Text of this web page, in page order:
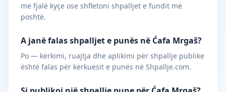
me fjalë kyçe ose shfletoni shpalljet e fundit më
poshtë.
A janë falas shpalljet e punës në Ćafa Mrgaš?
Po — kërkimi, ruajtja dhe aplikimi për shpallje publike
është falas për kërkuesit e punës në Shpallje.com.